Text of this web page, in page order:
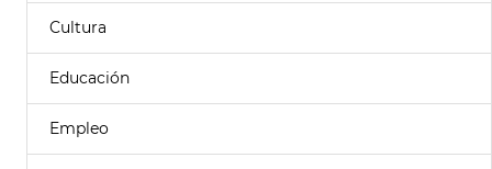
Cultura
Educación
Empleo